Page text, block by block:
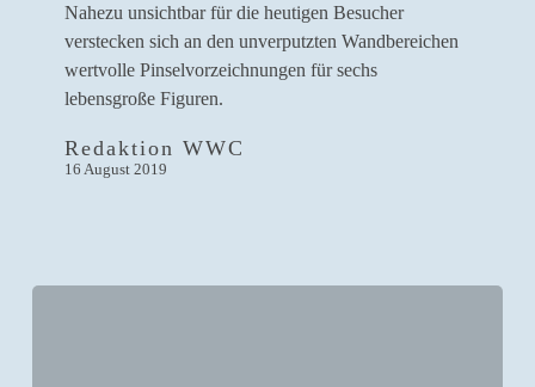
Nahezu unsichtbar für die heutigen Besucher
verstecken sich an den unverputzten Wandbereichen
wertvolle Pinselvorzeichnungen für sechs
lebensgroße Figuren.
Redaktion WWC
16 August 2019